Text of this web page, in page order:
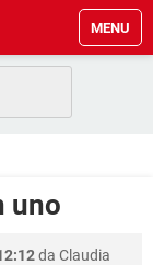
MENU
uno
da Claudia